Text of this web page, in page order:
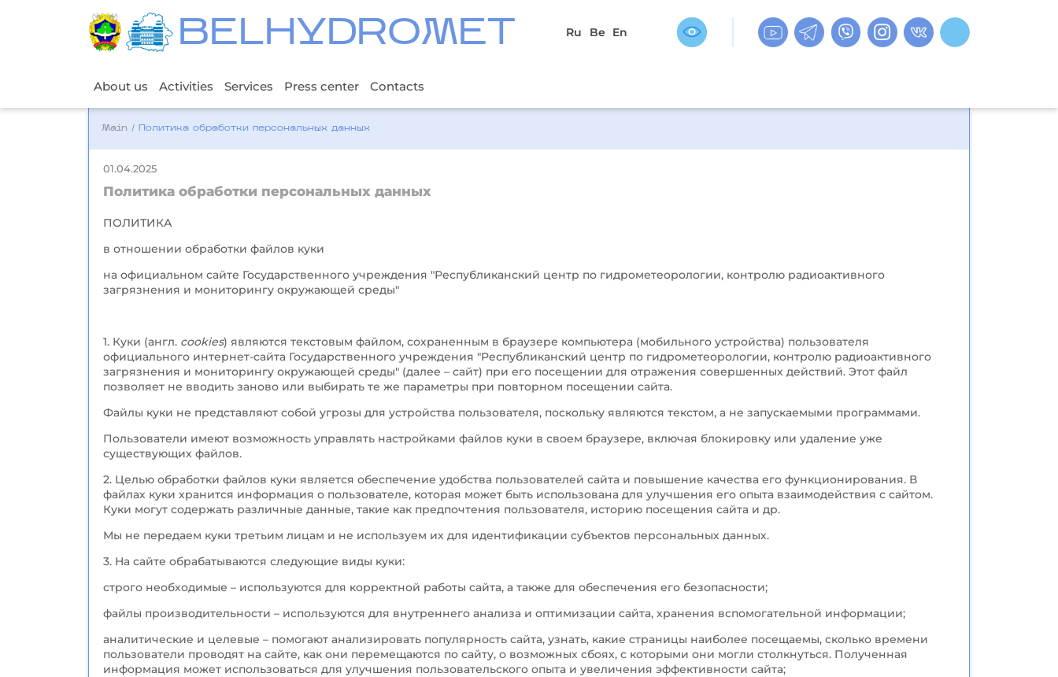
BELHYDROMET Ru Be En
About us Activities Services Press center Contacts
Main / Политика обработки персональных данных
01.04.2025
Политика обработки персональных данных
ПОЛИТИКА
в отношении обработки файлов куки
на официальном сайте Государственного учреждения "Республиканский центр по гидрометеорологии, контролю радиоактивного
загрязнения и мониторингу окружающей среды"
1. Куки (англ. cookies) являются текстовым файлом, сохраненным в браузере компьютера (мобильного устройства) пользователя
официального интернет-сайта Государственного учреждения "Республиканский центр по гидрометеорологии, контролю радиоактивного
загрязнения и мониторингу окружающей среды" (далее – сайт) при его посещении для отражения совершенных действий. Этот файл
позволяет не вводить заново или выбирать те же параметры при повторном посещении сайта.
Файлы куки не представляют собой угрозы для устройства пользователя, поскольку являются текстом, а не запускаемыми программами.
Пользователи имеют возможность управлять настройками файлов куки в своем браузере, включая блокировку или удаление уже
существующих файлов.
2. Целью обработки файлов куки является обеспечение удобства пользователей сайта и повышение качества его функционирования. В
файлах куки хранится информация о пользователе, которая может быть использована для улучшения его опыта взаимодействия с сайтом.
Куки могут содержать различные данные, такие как предпочтения пользователя, историю посещения сайта и др.
Мы не передаем куки третьим лицам и не используем их для идентификации субъектов персональных данных.
3. На сайте обрабатываются следующие виды куки:
строго необходимые – используются для корректной работы сайта, а также для обеспечения его безопасности;
файлы производительности – используются для внутреннего анализа и оптимизации сайта, хранения вспомогательной информации;
аналитические и целевые – помогают анализировать популярность сайта, узнать, какие страницы наиболее посещаемы, сколько времени
пользователи проводят на сайте, как они перемещаются по сайту, о возможных сбоях, с которыми они могли столкнуться. Полученная
информация может использоваться для улучшения пользовательского опыта и увеличения эффективности сайта;